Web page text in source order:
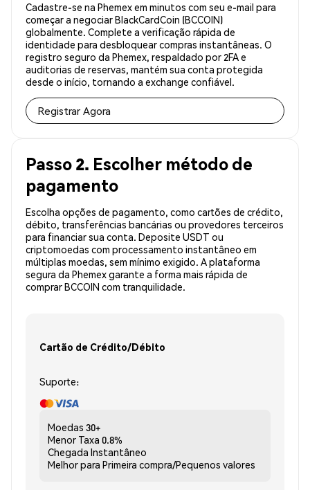
Cadastre-se na Phemex em minutos com seu e-mail para
começar a negociar BlackCardCoin (BCCOIN)
globalmente. Complete a verificação rápida de
identidade para desbloquear compras instantâneas. O
registro seguro da Phemex, respaldado por 2FA e
auditorias de reservas, mantém sua conta protegida
desde o início, tornando a exchange confiável.
Registrar Agora
Passo 2. Escolher método de
pagamento
Escolha opções de pagamento, como cartões de crédito,
débito, transferências bancárias ou provedores terceiros
para financiar sua conta. Deposite USDT ou
criptomoedas com processamento instantâneo em
múltiplas moedas, sem mínimo exigido. A plataforma
segura da Phemex garante a forma mais rápida de
comprar BCCOIN com tranquilidade.
Cartão de Crédito/Débito
Suporte:
Moedas 30+
Menor Taxa 0.8%
Chegada Instantâneo
Melhor para Primeira compra/Pequenos valores